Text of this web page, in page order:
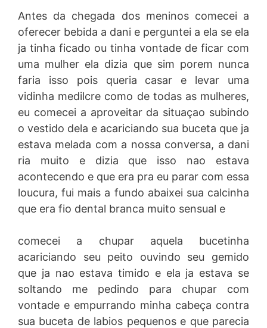
Antes da chegada dos meninos comecei a
oferecer bebida a dani e perguntei a ela se ela
ja tinha ficado ou tinha vontade de ficar com
uma mulher ela dizia que sim porem nunca
faria isso pois queria casar e levar uma
vidinha medilcre como de todas as mulheres,
eu comecei a aproveitar da situaçao subindo
o vestido dela e acariciando sua buceta que ja
estava melada com a nossa conversa, a dani
ria muito e dizia que isso nao estava
acontecendo e que era pra eu parar com essa
loucura, fui mais a fundo abaixei sua calcinha
que era fio dental branca muito sensual e
comecei a chupar aquela bucetinha
acariciando seu peito ouvindo seu gemido
que ja nao estava timido e ela ja estava se
soltando me pedindo para chupar com
vontade e empurrando minha cabeça contra
sua buceta de labios pequenos e que parecia